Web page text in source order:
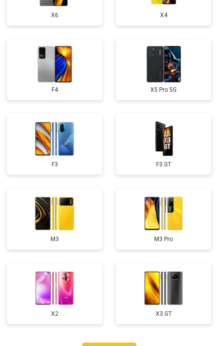
X6 X4
F4 X5 Pro 5G
F3 F3 GT
M3 M3 Pro
X2 X3 GT